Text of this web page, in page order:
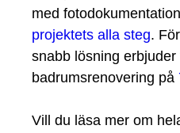
med
projektets alla steg.
snabb lösning erbjuder
badrumsrenovering på
Vill du läsa mer om